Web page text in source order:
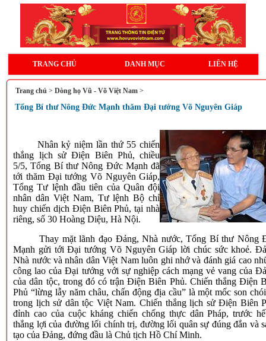
TRANG CHỦ DANH MỤC LIÊN HỆ
Trang chủ>Dòng họ Vũ - Võ Việt Nam >
Tổng Bí thư Nông Đức Mạnh thăm Đại tướng Võ Nguyên Giáp
Nhân kỷ niệm lần thứ 55 chiến
thắng lịch sử Điện Biên Phủ, chiều
5/5, Tổng Bí thư Nông Đức Mạnh đã
tới thăm Đại tướng Võ Nguyên Giáp,
Tổng Tư lệnh đầu tiên của Quân đội
nhân dân Việt Nam, Tư lệnh Bộ chỉ
huy chiến dịch Điện Biên Phủ, tại nhà
riêng, số 30 Hoàng Diệu, Hà Nội.
Thay mặt lãnh đạo Đảng, Nhà nước, Tổng Bí thư Nông
Mạnh gửi tới Đại tướng Võ Nguyên Giáp lời chúc sức khoẻ.
Nhà nước và nhân dân Việt Nam luôn ghi nhớ và đánh giá cao
công lao của Đại tướng với sự nghiệp cách mạng vẻ vang của
của dân tộc, trong đó có trận Điện Biên Phủ. Chiến thắng Điện
Phủ “lừng lẫy năm châu, chấn động địa cầu” là một mốc son
trong lịch sử dân tộc Việt Nam. Chiến thắng lịch sử Điện Biên
đỉnh cao của cuộc kháng chiến chống thực dân Pháp, trước
thắng lợi của đường lối chính trị, đường lối quân sự đúng đắn và
tạo của Đảng, đứng đầu là Chủ tịch Hồ Chí Minh.